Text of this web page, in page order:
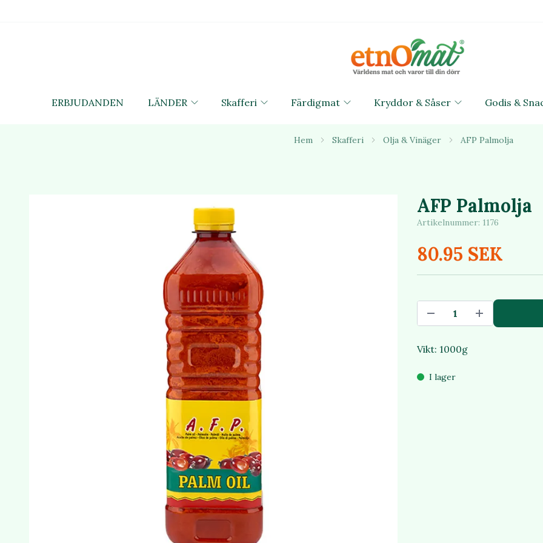
ERBJUDANDEN LÄNDER Skafferi Färdigmat Kryddor & Såser Godis &
Hem Skafferi Olja & Vinäger AFP Palmolja
AFP Palmolja
Artikelnummer: 1176
80.95 SEK
Vikt: 1000g
I lager